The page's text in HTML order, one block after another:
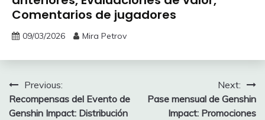
Comentarios de jugadores
09/03/2026 Mira Petrov
Post
navigation
Previous:
Recompensas del Evento de
Genshin Impact: Distribución
Next:
Pase mensual de Genshin
Impact: Promociones